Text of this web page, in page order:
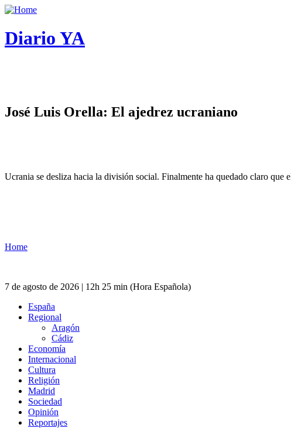
Diario YA
José Luis Orella: El ajedrez ucraniano
Ucrania se desliza hacia la división social. Finalmente ha quedado claro
Home
7 de agosto de 2026 | 12h 25 min (Hora Española)
España
Regional
Aragón
Cádiz
Economía
Internacional
Cultura
Religión
Madrid
Sociedad
Opinión
Reportajes